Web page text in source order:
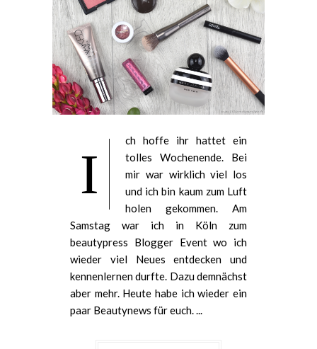
I
ch hoffe ihr hattet ein
tolles Wochenende. Bei
mir war wirklich viel los
und ich bin kaum zum Luft
holen gekommen. Am
Samstag war ich in Köln zum
beautypress Blogger Event wo ich
wieder viel Neues entdecken und
kennenlernen durfte. Dazu demnächst
aber mehr. Heute habe ich wieder ein
paar Beautynews für euch. ...